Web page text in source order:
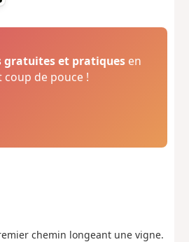
et pratiques en
de pouce !
chemin longeant une vigne.